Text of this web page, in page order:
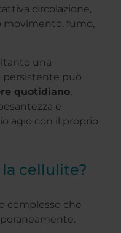
circolazione,
movimento, fumo,
una
persistente può
quotidiano
e
agio con il proprio
la cellulite?
complesso che